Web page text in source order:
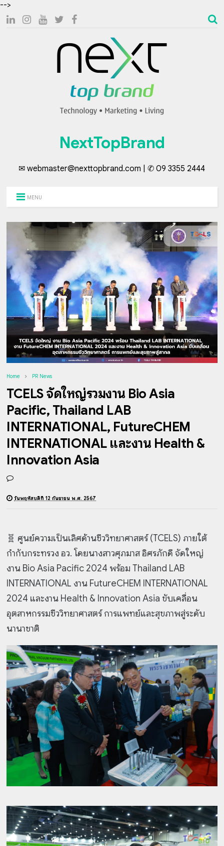
-->
NextTopBrand
✉ webmaster@nexttopbrand.com | ✆ 09 3355 2444
MENU
Home PR News
TCELS จัดใหญ่รวมงาน Bio Asia
Pacific, Thailand LAB
INTERNATIONAL, FutureCHEM
INTERNATIONAL และงาน Health &
Innovation Asia
วันพฤหัสบดีที่ 12 กันยายน พ.ศ. 2567
🧬 ศูนย์ความเป็นเลิศด้านชีววิทยาศาสตร์ (TCELS) ภายใต้
กำกับกระทรวง อว. โดยนางสาวศุภมาส อิศรภักดีจัดใหญ่
งาน Bio Asia Pacific 2024 พร้อม Thailand LAB
INTERNATIONAL งาน FutureCHEM INTERNATIONAL
2024 และงาน Health & Innovation Asia ขับเคลื่อน
อุตสาหกรรมชีววิทยาศาสตร์ การแพทย์และสุขภาพสู่ระดับ
นานาชาติ